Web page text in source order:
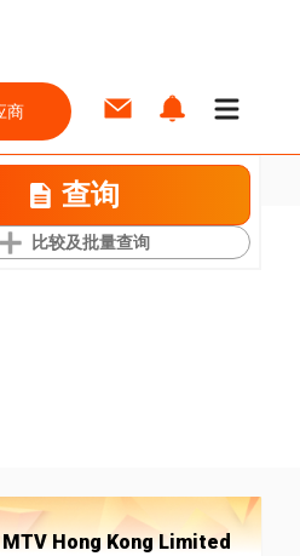
商
查询
比较及批量查询
MTV Hong Kong Limited